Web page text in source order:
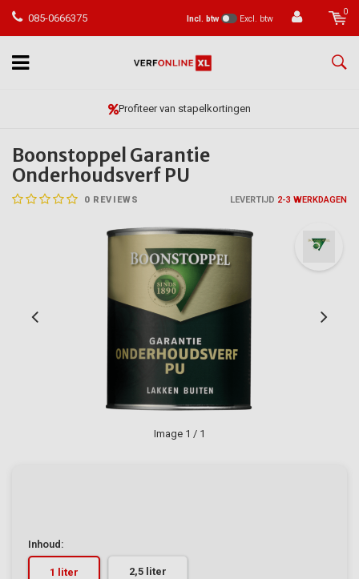
085-0666375 Incl. btw Excl. btw
0
Vóór 23:59 besteld, morgen in huis*
Boonstoppel Garantie
Onderhoudsverf PU
0 REVIEWS LEVERTIJD 2-3 WERKDAGEN
Image 1 / 1
Inhoud:
1 liter 2,5 liter